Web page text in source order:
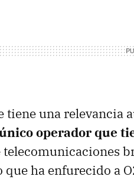
tiene una relevancia
operador que
telecomunicaciones
que ha enfurecido a